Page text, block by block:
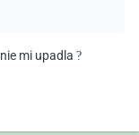
mi upadla ?